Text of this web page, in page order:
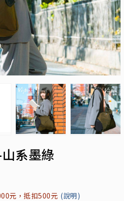
系墨綠
元，抵扣500元 (說明)